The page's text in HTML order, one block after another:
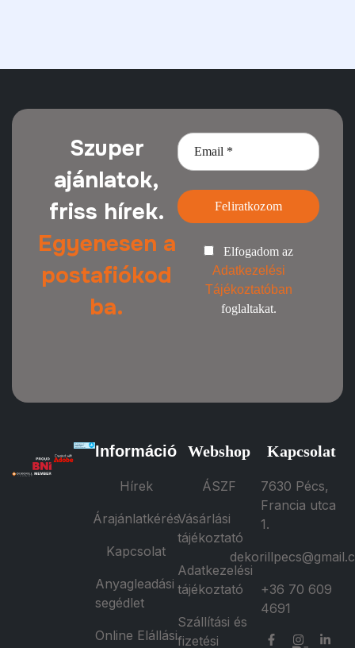
Szuper
ajánlatok,
friss hírek.
Egyenesen a
postafiókod
ba.
Feliratkozom
Elfogadom az
Adatkezelési
Tájékoztatóban
foglaltakat.
Információ
Hírek
Árajánlatkérés
Kapcsolat
Anyagleadási
segédlet
Online Elállási
Webshop
ÁSZF
Vásárlási
tájékoztató
Adatkezelési
tájékoztató
Szállítási és
fizetési
Kapcsolat
7630 Pécs,
Francia utca
1.
+36 70 609
4691